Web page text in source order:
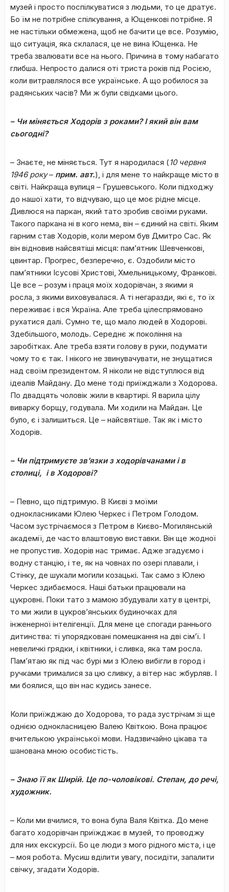
музей і просто поспілкуватися з людьми, то це дратує.
Бо їм не потрібне спілкування, а Ющенкові потрібне. Я
не настільки обмежена, щоб не бачити це все. Розумію,
що ситуація, яка склалася, це не вина Ющенка. Не
треба звалювати все на нього. Причина в тому набагато
глибша. Непросто далися оті триста років під Росією,
коли витравлялося все українське. А що робилося за
радянських часів? Ми ж були свідками цього.
– Чи міняється Ходорів з роками? І який він вам
сьогодні?
– Знаєте, не міняється. Тут я народилася (10 червня
1946 року– прим. авт.), і для мене то найкраще місто в
світі. Найкраща вулиця – Грушевського. Коли підходжу
до нашої хати, то відчуваю, що це моє рідне місце.
Дивлюся на паркан, який тато зробив своїми руками.
Такого паркана ні в кого нема, він – єдиний на світі. Яким
гарним став Ходорів, коли мером був Дмитро Сас. Як
він відновив найсвятіші місця: пам’ятник Шевченкові,
цвинтар. Прогрес, безперечно, є. Оздобили місто
пам’ятники Ісусові Христові, Хмельницькому, Франкові.
Це все – розум і праця моїх ходорівчан, з якими я
росла, з якими виховувалася. А ті негаразди, які є, то їх
переживає і вся Україна. Але треба цілеспрямовано
рухатися далі. Сумно те, що мало людей в Ходорові.
Здебільшого, молодь. Середнє ж покоління на
заробітках. Але треба взяти голову в руки, подумати
чому то є так. І нікого не звинувачувати, не знущатися
над своїм президентом. Я ніколи не відступлюся від
ідеалів Майдану. До мене тоді приїжджали з Ходорова.
По двадцять чоловік жили в квартирі. Я варила цілу
виварку борщу, годувала. Ми ходили на Майдан. Це
було, є і залишиться. Це – найсвятіше. Так як і місто
Ходорів.
– Чи підтримуєте зв’язки з ходорівчанами і в
столиці, і в Ходорові?
– Певно, що підтримую. В Києві з моїми
однокласниками Юлею Черкес і Петром Голодом.
Часом зустрічаємося з Петром в Києво-Могилянській
академії, де часто влаштовую виставки. Він ще жодної
не пропустив. Ходорів нас тримає. Адже згадуємо і
водну станцію, і те, як на човнах по озері плавали, і
Стінку, де шукали могили козацькі. Так само з Юлею
Черкес здибаємося. Наші батьки працювали на
цукровні. Поки тато з мамою збудували хату в центрі,
то ми жили в цукров’янських будиночках для
інженерної інтелігенції. Для мене це спогади раннього
дитинства: ті упорядковані помешкання на дві сім’ї. І
невеличкі грядки, і квітники, і сливка, яка там росла.
Пам’ятаю як під час бурі ми з Юлею вибігли в город і
ручками трималися за цю сливку, а вітер нас жбурляв. І
ми боялися, що він нас кудись занесе.
Коли приїжджаю до Ходорова, то рада зустрічам зі ще
однією однокласницею Валею Квіткою. Вона працює
вчителькою української мови. Надзвичайно цікава та
шанована мною особистість.
– Знаю її як Ширій. Це по-чоловікові. Степан, до речі,
художник.
– Коли ми вчилися, то вона була Валя Квітка. До мене
багато ходорівчан приїжджає в музей, то проводжу
для них екскурсії. Бо це люди з мого рідного міста, і це
– моя робота. Мусиш вділити увагу, посидіти, запалити
свічку, згадати Ходорів.